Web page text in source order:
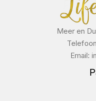
Meer en
Email: